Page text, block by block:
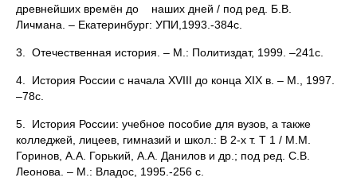
древнейших времён до наших дней / под ред. Б.В.
Личмана. – Екатеринбург: УПИ,1993.-384с.
3. Отечественная история. – М.: Политиздат, 1999. –241с.
4. История России с начала XVIII до конца XIX в. – М., 1997.
–78с.
5. История России: учебное пособие для вузов, а также
колледжей, лицеев, гимназий и школ.: В 2-х т. Т 1 / М.М.
Горинов, А.А. Горький, А.А. Данилов и др.; под ред. С.В.
Леонова. – М.: Владос, 1995.-256 с.